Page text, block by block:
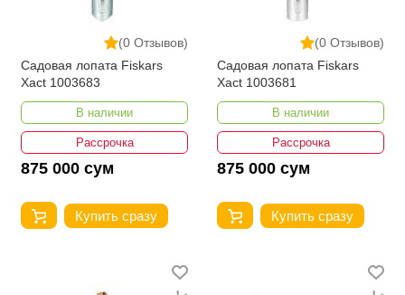
(0 Отзывов)
Садовая лопата Fiskars
Xact 1003683
В наличии
Рассрочка
875 000 сум
Купить сразу
(0 Отзывов)
Садовая лопата Fiskars
Xact 1003681
В наличии
Рассрочка
875 000 сум
Купить сразу